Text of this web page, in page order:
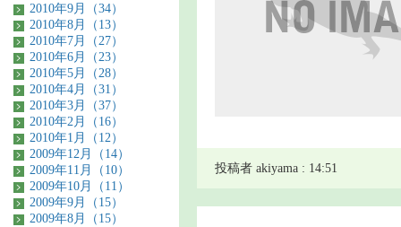
投稿者 akiyama : 14:51
2010年9月（34）
2010年8月（13）
2010年7月（27）
2010年6月（23）
2010年5月（28）
2010年4月（31）
2010年3月（37）
2010年2月（16）
2010年1月（12）
2009年12月（14）
2009年11月（10）
2009年10月（11）
2009年9月（15）
2009年8月（15）